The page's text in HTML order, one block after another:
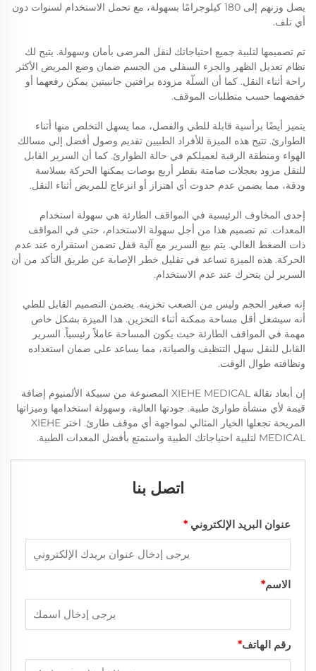
يصل وزنهم إلى 180 كيلوجرامًا بسهولة، مع تحمل الاستخدام لسنوات دون
أي تلف.
تم تصميمها لتلبية جميع احتياجاتك لنقل المرضى بأمان وسهولة. يتيح لك
نظام تعديل الظهر والجزء السفلي من الجسم ضمان وضع المريض الأكثر
راحة أثناء النقل. كما أن السلّة مزودة برافتين جانبيتين يمكن رفعهما أو
خفضهما حسب متطلبات الموقف.
يتميز أيضًا برأسية قابلة للطي والفصل، مما يسهل التخلص منها أثناء
الطوارئ. تتيح هذه الميزة للأفراد الطبيين تقديم وصول أفضل إلى مسالك
الهواء ومنطقة الرقبة لعميلكم في حالة الطوارئ. كما أن السرير القابل
للنقل مزود بعجلات صامتة بقطر أربع بوصات يمكنها الحركة بسلاسة
ودقة، مما يضمن عدم حدوث أي اهتزاز أو انزعاج للمريض أثناء النقل.
إحدى المخاوف الرئيسية في المواقف الطارئة هي سهولة استخدام
المعدات. تم تصميم هذا من أجل سهولة الاستخدام، حتى في المواقف
ذات الضغط العالي. يتم بيع السرير مع آلية قفل تضمن استقراره عند عدم
الحركة. هذه الميزة تساعد في تقليل خطر الإصابة عن طريق التأكد من أن
السرير لن يتحرك عند عدم الاستخدام.
إنه صغير الحجم وليس من الصعب تخزينه. يضمن التصميم القابل للطي
أنه سيشغل أقل مساحة ممكنة أثناء التخزين. هذا الميزة بشكل خاص
مهمة في المواقف الطارئة حيث يكون المساحة عاملاً رئيسياً. السرير
القابل للنقل سهل التنظيف والصيانة، مما يساعد على ضمان استعداده
ونظافته طوال الوقت.
إن أبعاد نقالة XIEHE MEDICAL المصنوعة من سبيكة الألمنيوم إضافة
قيمة لأي منشأة طوارئ طبية. جودتها العالية، وسهولة استخدامها وميزاتها
المريحة تجعلها الخيار المثالي لمواجهة أي موقف طارئ. اختر XIEHE
MEDICAL لتلبية احتياجاتك الطبية واستمتع بأفضل المعدات الطبية.
اتصل بنا
عنوان البريد الإلكتروني *
الاسم*
رقم الهاتف*